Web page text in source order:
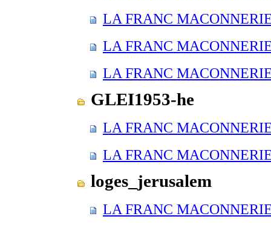
LA FRANC
LA FRANC
LA FRANC
GLEI1953-he
LA FRANC
LA FRANC
loges_jerusalem
LA FRANC